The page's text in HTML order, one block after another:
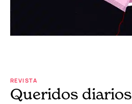
REVISTA
Queridos diarios